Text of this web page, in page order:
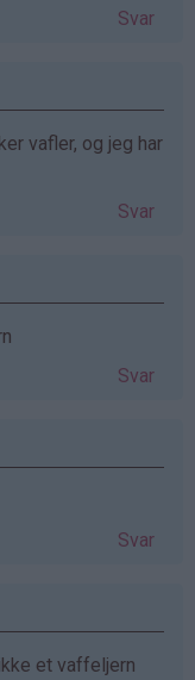
Svar
vafler, og jeg har
Svar
Svar
Svar
et vaffeljern